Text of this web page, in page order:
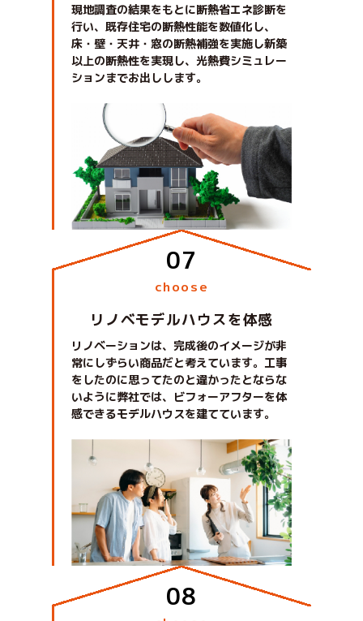
現地調査の結果をもとに断熱省エネ診断を
行い、既存住宅の断熱性能を数値化し、
床・壁・天井・窓の断熱補強を実施し新築
以上の断熱性を実現し、光熱費シミュレー
ションまでお出しします。
choose
リノベモデルハウスを体感
リノベーションは、完成後のイメージが非
常にしずらい商品だと考えています。工事
をしたのに思ってたのと違かったとならな
いように弊社では、ビフォーアフターを体
感できるモデルハウスを建てています。